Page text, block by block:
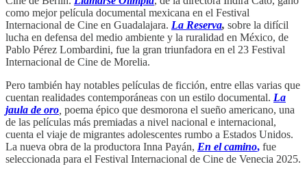
como mejor película documental mexicana en el Festival
Internacional de Cine en Guadalajara. La Reserva, sobre la difícil
lucha en defensa del medio ambiente y la ruralidad en México, de
Pablo Pérez Lombardini, fue la gran triunfadora en el 23 Festival
Internacional de Cine de Morelia.
Pero también hay notables películas de ficción, entre ellas varias que
cuentan realidades contemporáneas con un estilo documental. La
jaula de oro poema épico que desmorona el sueño americano, una
de las películas más premiadas a nivel nacional e internacional,
cuenta el viaje de migrantes adolescentes rumbo a Estados Unidos.
La nueva obra de la productora Inna Payán, En el camino, fue
seleccionada para el Festival Internacional de Cine de Venecia 2025.